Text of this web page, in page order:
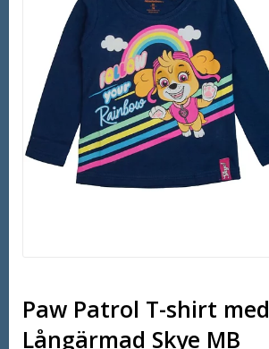
Paw Patrol T-shirt med
Långärmad Skye MB